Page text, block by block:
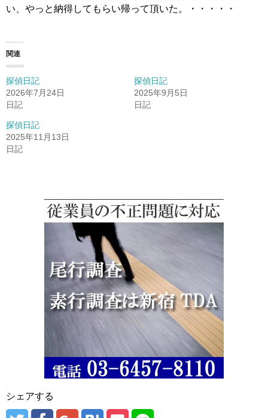
い、やっと納得してもらい帰って頂いた。・・・・・
関連
探偵日記
2026年7月24日
日記
探偵日記
2025年9月5日
日記
探偵日記
2025年11月13日
日記
シェアする